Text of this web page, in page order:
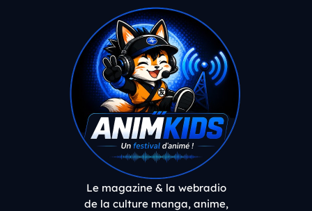
Le magazine & la webradio
de la culture manga, anime,